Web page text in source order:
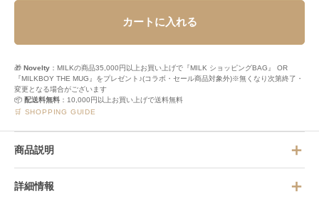
カートに入れる
🎁 Novelty ：MILKの商品35,000円以上お買い上げで『MILK ショッピングBAG』 OR
『MILKBOY THE MUG』をプレゼント♪(コラボ・セール商品対象外)※無くなり次第終了・
変更となる場合がございます
📦 配送料無料 ：10,000円以上お買い上げで送料無料
🛒 SHOPPING GUIDE
商品説明
詳細情報